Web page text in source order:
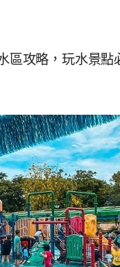
區攻略，玩水景點